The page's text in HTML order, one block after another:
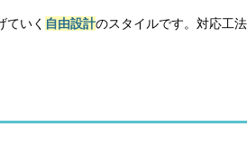
ていく 自由設計のスタイルです。対応工